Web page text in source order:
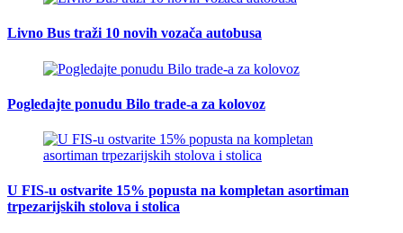
Livno Bus traži 10 novih vozača autobusa
Pogledajte ponudu Bilo trade-a za kolovoz
U FIS-u ostvarite 15% popusta na kompletan asortiman
trpezarijskih stolova i stolica